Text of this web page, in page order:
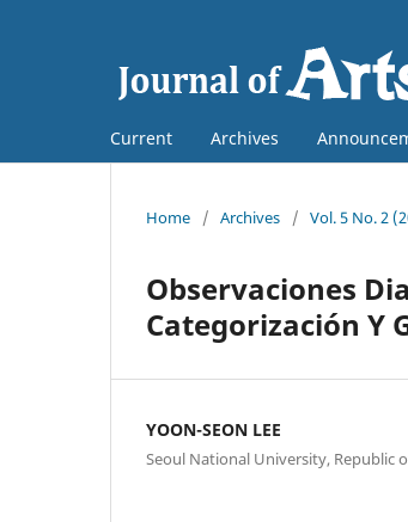
Current Archives
Home / Archives / Vol. 5 No. 2
Observaciones
Categorización Y
YOON-SEON LEE
Seoul National University, Republic